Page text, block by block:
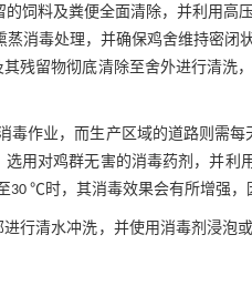
饲料及粪便全面清除，并利用
蒸消毒处理，并确保鸡舍维持密闭
残留物彻底清除至舍外进行清洗
毒作业，而生产区域的道路则需
用对鸡群无害的消毒药剂，并利
30 ℃时，其消毒效果会有所增强
行清水冲洗，并使用消毒剂浸泡